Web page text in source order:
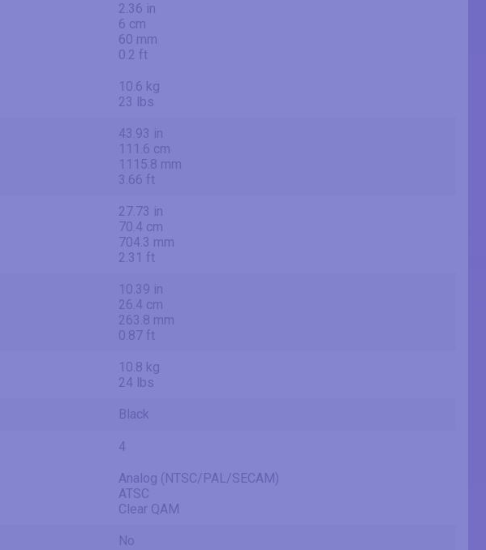
2.36 in
6 cm
60 mm
0.2 ft
10.6 kg
23 lbs
43.93 in
111.6 cm
1115.8 mm
3.66 ft
27.73 in
70.4 cm
704.3 mm
2.31 ft
10.39 in
26.4 cm
263.8 mm
0.87 ft
10.8 kg
24 lbs
Black
4
Analog (NTSC/PAL/SECAM)
ATSC
Clear QAM
No